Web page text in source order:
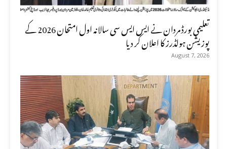
تعلیمی بورڈ مردان نے ایس ایس سی سالانہ اول امتحان 2026 کے
پوزیشن ہولڈرز کا اعلان کر دیا
August 7, 2026